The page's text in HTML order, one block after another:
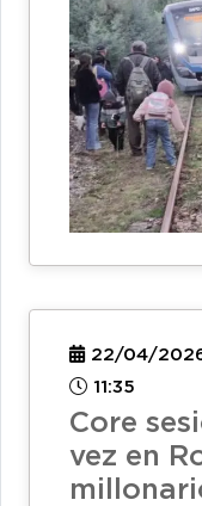
22/04/
11:35
Core
vez en